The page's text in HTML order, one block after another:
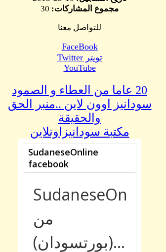
مجموع المشاركات:
للتواصل معنا
FaceBook
تويتر Twitter
YouTube
20 عاما من العطاء و الصمود
سودانيز اوون لاين ..منبر الحق
والحقيقة
مكتبة سودانيزاونلاين